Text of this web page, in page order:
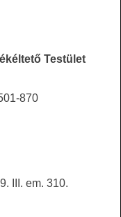
Testület
870
III. em. 310.